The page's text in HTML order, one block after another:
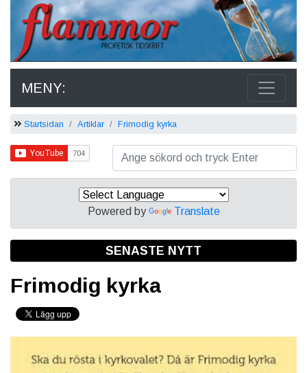
MENY:
Startsidan Artiklar Frimodig kyrka
Powered by Translate
SENASTE NYTT
Frimodig kyrka